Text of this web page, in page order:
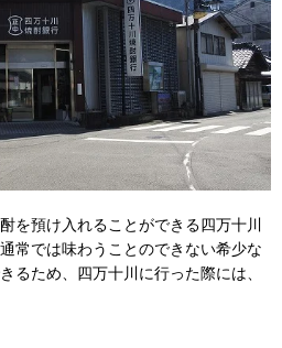
を預け入れることができる四万十川
常では味わうことのできない希少な
るため、四万十川に行った際には、